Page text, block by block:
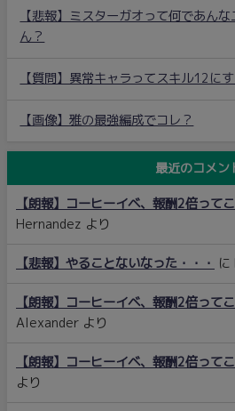
【悲報】ミスターガオって何であん
ん？
【質問】異常キャラってスキル12に
【画像】雅の最強編成でコレ？
最近のコメン
【朗報】コーヒーイベ、報酬2倍って
Hernandez より
【悲報】やることないなった・・・ に
【朗報】コーヒーイベ、報酬2倍って
Alexander より
【朗報】コーヒーイベ、報酬2倍って
より